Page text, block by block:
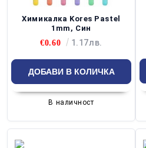
Химикалка Kores Pastel
1mm, Син
€0.60
1.17лв.
В наличност